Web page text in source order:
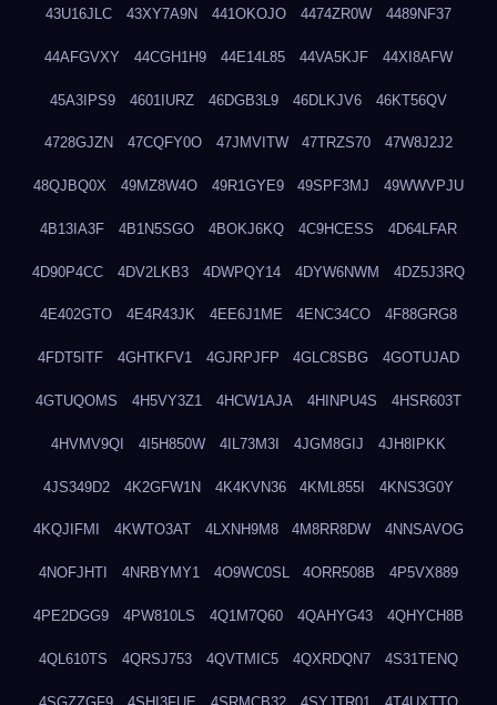
43U16JLC 43XY7A9N 441OKOJO 4474ZR0W 4489NF37
44AFGVXY 44CGH1H9 44E14L85 44VA5KJF 44XI8AFW
45A3IPS9 4601IURZ 46DGB3L9 46DLKJV6 46KT56QV
4728GJZN 47CQFY0O 47JMVITW 47TRZS70 47W8J2J2
48QJBQ0X 49MZ8W4O 49R1GYE9 49SPF3MJ 49WWVPJU
4B13IA3F 4B1N5SGO 4BOKJ6KQ 4C9HCESS 4D64LFAR
4D90P4CC 4DV2LKB3 4DWPQY14 4DYW6NWM 4DZ5J3RQ
4E402GTO 4E4R43JK 4EE6J1ME 4ENC34CO 4F88GRG8
4FDT5ITF 4GHTKFV1 4GJRPJFP 4GLC8SBG 4GOTUJAD
4GTUQOMS 4H5VY3Z1 4HCW1AJA 4HINPU4S 4HSR603T
4HVMV9QI 4I5H850W 4IL73M3I 4JGM8GIJ 4JH8IPKK
4JS349D2 4K2GFW1N 4K4KVN36 4KML855I 4KNS3G0Y
4KQJIFMI 4KWTO3AT 4LXNH9M8 4M8RR8DW 4NNSAVOG
4NOFJHTI 4NRBYMY1 4O9WC0SL 4ORR508B 4P5VX889
4PE2DGG9 4PW810LS 4Q1M7Q60 4QAHYG43 4QHYCH8B
4QL610TS 4QRSJ753 4QVTMIC5 4QXRDQN7 4S31TENQ
4SGZZGF9 4SHI3FUE 4SRMCB32 4SYJTR01 4T4UXTTO